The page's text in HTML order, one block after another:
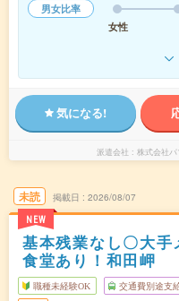
男女比率
女性
気になる!
派遣会社 株式会社
未読
NEW
掲載日 2026/08/07
基本残業なし〇大手
食堂あり！和田岬
職種未経験OK 交通費別途支